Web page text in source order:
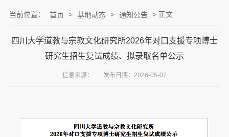
当前位置： 首页 > 基地动态 > 通知公告 > 正文
四川大学道教与宗教文化研究所2026年对口支援专项博士
研究生招生复试成绩、拟录取名单公示
信息来源： 发布日期：2026-05-07